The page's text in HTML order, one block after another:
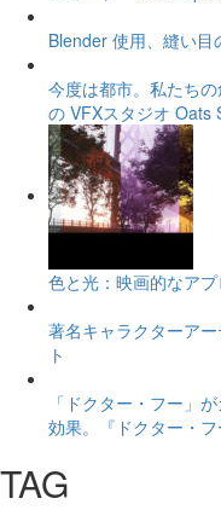
Blender 使用、縫い目
今度は都市。私たち
の VFXスタジオ Oats
色と光：映画的なア
著名キャラクターア
ト
「ドクター・フー」
効果。『ドクター・
TAG